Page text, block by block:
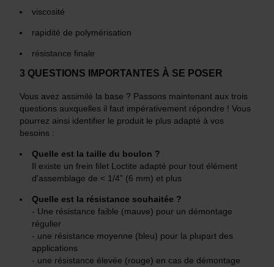
viscosité
rapidité de polymérisation
résistance finale
3 QUESTIONS IMPORTANTES À SE POSER
Vous avez assimilé la base ? Passons maintenant aux trois
questions auxquelles il faut impérativement répondre ! Vous
pourrez ainsi identifier le produit le plus adapté à vos
besoins :
Quelle est la taille du boulon ?
Il existe un frein filet Loctite adapté pour tout élément
d'assemblage de < 1/4” (6 mm) et plus
Quelle est la résistance souhaitée ?
- Une résistance faible (mauve) pour un démontage
régulier
- une résistance moyenne (bleu) pour la plupart des
applications
- une résistance élevée (rouge) en cas de démontage